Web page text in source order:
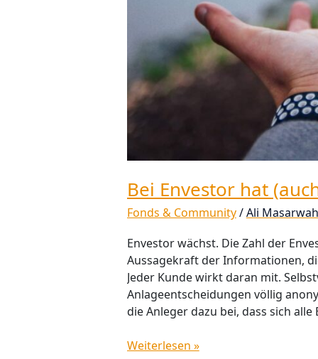
Bei Envestor hat
Fonds & Community/Ali Masarwah
Envestor wächst. Die Zahl der
Aussagekraft der Informationen,
Jeder Kunde wirkt daran mit.
Anlageentscheidungen völlig
die Anleger dazu bei, dass sich
Weiterlesen »